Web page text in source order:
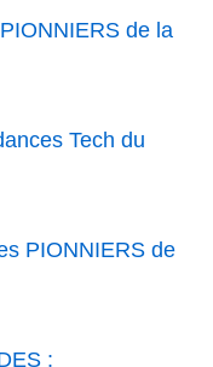
de la
Tech du
PIONNIERS de
: